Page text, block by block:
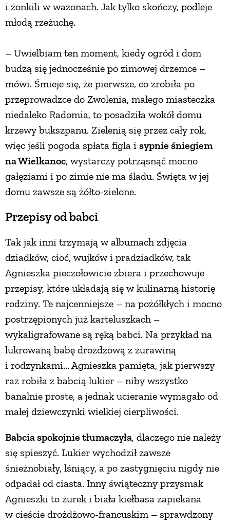
i żonkili w wazonach. Jak tylko skończy, podleje
młodą rzeżuchę.
– Uwielbiam ten moment, kiedy ogród i dom
budzą się jednocześnie po zimowej drzemce –
mówi. Śmieje się, że pierwsze, co zrobiła po
przeprowadzce do Zwolenia, małego miasteczka
niedaleko Radomia, to posadziła wokół domu
krzewy bukszpanu. Zielenią się przez cały rok,
więc jeśli pogoda spłata figla i sypnie śniegiem
na Wielkanoc, wystarczy potrząsnąć mocno
gałęziami i po zimie nie ma śladu. Święta w jej
domu zawsze są żółto-zielone.
Przepisy od babci
Tak jak inni trzymają w albumach zdjęcia
dziadków, cioć, wujków i pradziadków, tak
Agnieszka pieczołowicie zbiera i przechowuje
przepisy, które układają się w kulinarną historię
rodziny. Te najcenniejsze – na pożółkłych i mocno
postrzępionych już karteluszkach –
wykaligrafowane są ręką babci. Na przykład na
lukrowaną babę drożdżową z żurawiną
i rodzynkami... Agnieszka pamięta, jak pierwszy
raz robiła z babcią lukier – niby wszystko
banalnie proste, a jednak ucieranie wymagało od
małej dziewczynki wielkiej cierpliwości.
Babcia spokojnie tłumaczyła, dlaczego nie należy
się spieszyć. Lukier wychodził zawsze
śnieżnobiały, lśniący, a po zastygnięciu nigdy nie
odpadał od ciasta. Inny świąteczny przysmak
Agnieszki to żurek i biała kiełbasa zapiekana
w cieście drożdżowo-francuskim – sprawdzony